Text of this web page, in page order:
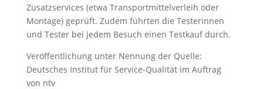
Zusatzservices (etwa Transportmittelverleih oder
Montage) geprüft. Zudem führten die Testerinnen
und Tester bei jedem Besuch einen Testkauf durch.
Veröffentlichung unter Nennung der Quelle:
Deutsches Institut für Service-Qualität im Auftrag
von ntv